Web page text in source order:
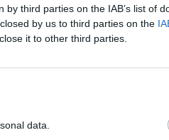
third parties on the IAB’s list of
by us to third parties on the
it to other third parties.
data.